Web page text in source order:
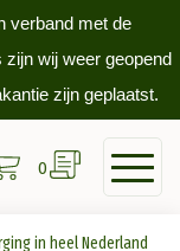
verband met de
wij weer geopend
zijn geplaatst.
0
in heel Nederland